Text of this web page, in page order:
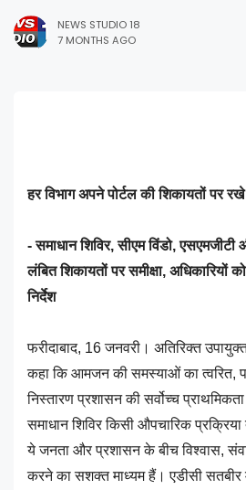
NEWS STUDIO 18
7 MONTHS AGO
हर विभाग अपने पोर्टल की शिकायतों पर
- समाधान शिविर, सीएम विंडो,
लंबित शिकायतों पर समीक्षा, अधिकारियों
निर्देश
फरीदाबाद, 16 जनवरी। अतिरिक्त
कहा कि आमजन की समस्याओं का त्वरित,
निस्तारण प्रशासन की सर्वोच्च
समाधान शिविर किसी औपचारिक
ये जनता और प्रशासन के बीच विश्वास,
करने का सशक्त माध्यम हैं। एडीसी